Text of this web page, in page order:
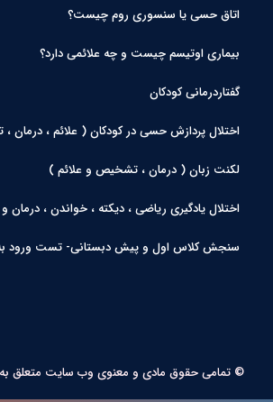
اتاق حسی یا سنسوری روم چیست؟
بیماری اوتیسم چیست و چه علائمی دارد؟
گفتاردرمانی کودکان
اختلال پردازش حسی در کودکان ( علائم ،
لکنت زبان ( درمان ، تشخیص و علائم )
اختلال یادگیری ریاضی ، دیکته ، خواندن ،
سنجش کلاس اول و پیش دبستانی- تست ورود
© تمامی حقوق مادی و معنوی وب سایت متعلق